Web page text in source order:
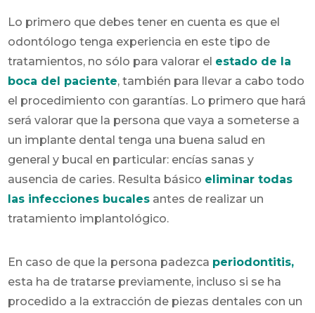
Lo primero que debes tener en cuenta es que el
odontólogo tenga experiencia en este tipo de
tratamientos, no sólo para valorar el estado de la
boca del paciente, también para llevar a cabo todo
el procedimiento con garantías. Lo primero que hará
será valorar que la persona que vaya a someterse a
un implante dental tenga una buena salud en
general y bucal en particular: encías sanas y
ausencia de caries. Resulta básico eliminar todas
las infecciones bucales antes de realizar un
tratamiento implantológico.
En caso de que la persona padezca periodontitis,
esta ha de tratarse previamente, incluso si se ha
procedido a la extracción de piezas dentales con un